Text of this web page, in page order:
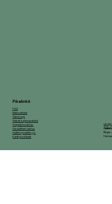
FAQ
Maksuehdot
Tietosuoja
Yleiset sopimusehdot
Ymparistovastuu
Sosiaalinen vastuu
Hallinto ja eettisyys
Kehityskohteet
Pikalinkit
Birger